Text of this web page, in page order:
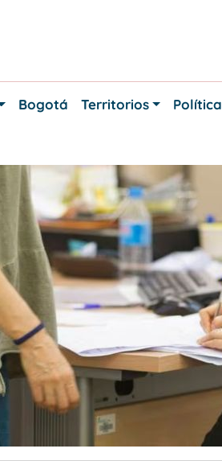
Bogotá Territorios Política